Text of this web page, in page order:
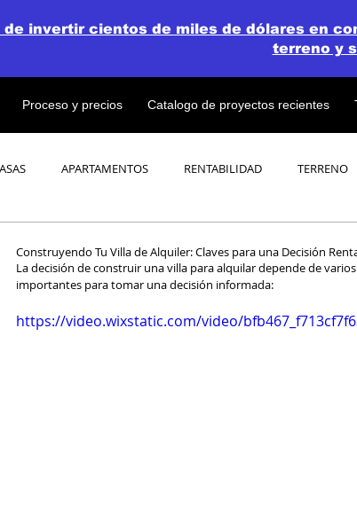
Proceso y precios Catalogo de proyectos recientes
de invertir cientos de miles de dólares en
terreno y
APARTAMENTOS RENTABILIDAD TERRENO
Construyendo Tu Villa de Alquiler: Claves para una Decisión
La decisión de construir una villa para alquilar depende de
importantes para tomar una decisión informada:
https://video.wixstatic.com/video/